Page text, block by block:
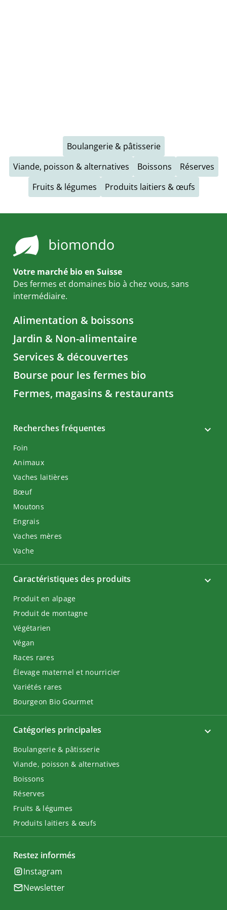
Boulangerie & pâtisserie
Viande, poisson & alternatives
Boissons
Réserves
Fruits & légumes
Produits laitiers & œufs
Votre marché bio en Suisse
Des fermes et domaines bio à chez vous, sans
intermédiaire.
Alimentation & boissons
Jardin & Non-alimentaire
Services & découvertes
Bourse pour les fermes bio
Fermes, magasins & restaurants
Recherches fréquentes
Foin
Animaux
Vaches laitières
Bœuf
Moutons
Engrais
Vaches mères
Vache
Catégories principales
Boulangerie & pâtisserie
Viande, poisson & alternatives
Boissons
Réserves
Fruits & légumes
Produits laitiers & œufs
Caractéristiques des produits
Produit en alpage
Produit de montagne
Végétarien
Végan
Races rares
Élevage maternel et nourricier
Variétés rares
Bourgeon Bio Gourmet
Restez informés
Instagram
Newsletter